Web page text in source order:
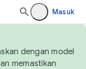
Masuk
dengan model
memastikan